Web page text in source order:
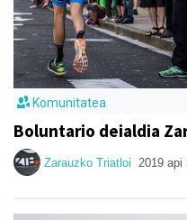
Komunitatea
Boluntario deialdia
Zarauzko Triatloi 2019 api